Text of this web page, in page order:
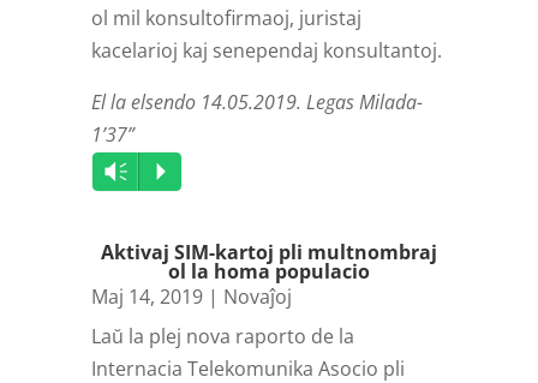
ol mil konsultofirmaoj, juristaj
kacelarioj kaj senependaj konsultantoj.
El la elsendo 14.05.2019. Legas Milada-
1’37”
Audio
Player
Vm P
Aktivaj SIM-kartoj pli multnombraj
ol la homa populacio
Maj 14, 2019| Novaĵoj
Laŭ la plej nova raporto de la
Internacia Telekomunika Asocio pli